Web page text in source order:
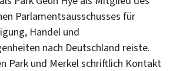
Parlamentsausschusses für
Handel und
nach Deutschland reiste.
Park und Merkel schriftlich Kontakt